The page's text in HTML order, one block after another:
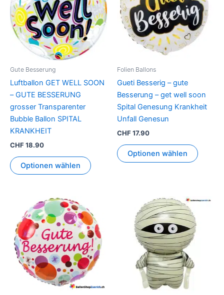
Gute Besserung
Luftballon GET WELL SOON
– GUTE BESSERUNG
grosser Transparenter
Bubble Ballon SPITAL
KRANKHEIT
CHF18.90
Optionen wählen
Folien Ballons
Gueti Besserig – gute
Besserung – get well soon
Spital Genesung Krankheit
Unfall Genesun
CHF17.90
Optionen wählen